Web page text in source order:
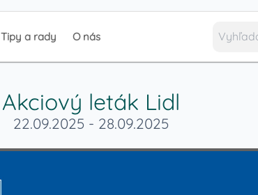
Tipy a rady O nás
Akciový leták Lidl
22.09.2025 - 28.09.2025